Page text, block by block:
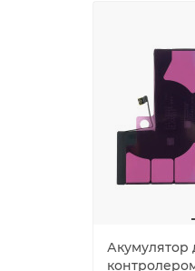
Акумулятор